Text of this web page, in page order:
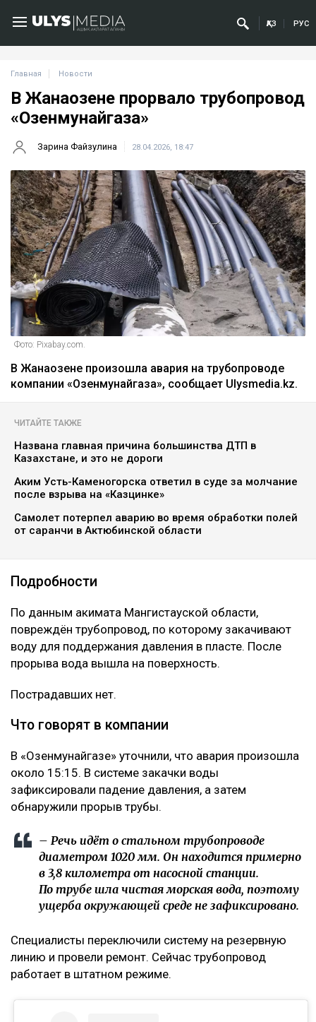
ҚАЗ РУС
Главная Новости
В Жанаозене прорвало трубопровод
«Озенмунайгаза»
Зарина Файзулина 28.04.2026, 18:47
Фото: Pixabay.com.
В Жанаозене произошла авария на трубопроводе
компании «Озенмунайгаза», сообщает Ulysmedia.kz.
ЧИТАЙТЕ ТАКЖЕ
Названа главная причина большинства ДТП в
Казахстане, и это не дороги
Аким Усть-Каменогорска ответил в суде за молчание
после взрыва на «Казцинке»
Самолет потерпел аварию во время обработки полей
от саранчи в Актюбинской области
Подробности
По данным акимата Мангистауской области,
повреждён трубопровод, по которому закачивают
воду для поддержания давления в пласте. После
прорыва вода вышла на поверхность.
Пострадавших нет.
Что говорят в компании
В «Озенмунайгазе» уточнили, что авария произошла
около 15:15. В системе закачки воды
зафиксировали падение давления, а затем
обнаружили прорыв трубы.
– Речь идёт о стальном трубопроводе
диаметром 1020 мм. Он находится примерно
в 3,8 километра от насосной станции.
По трубе шла чистая морская вода, поэтому
ущерба окружающей среде не зафиксировано.
Специалисты переключили систему на резервную
линию и провели ремонт. Сейчас трубопровод
работает в штатном режиме.